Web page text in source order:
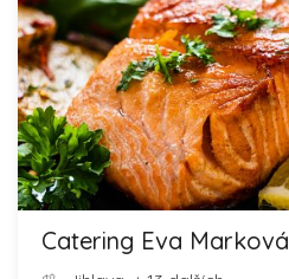
Catering Eva Marková